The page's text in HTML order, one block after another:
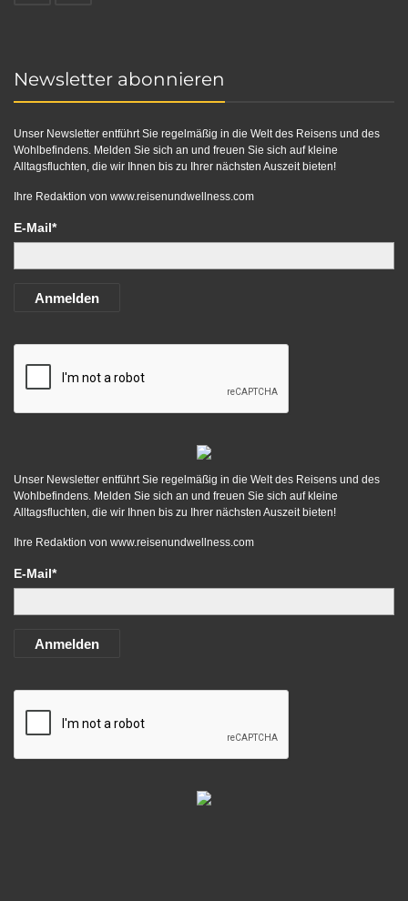
Newsletter abonnieren
Unser Newsletter entführt Sie regelmäßig in die Welt des Reisens und des
Wohlbefindens. Melden Sie sich an und freuen Sie sich auf kleine
Alltagsfluchten, die wir Ihnen bis zu Ihrer nächsten Auszeit bieten!
Ihre Redaktion von www.reisenundwellness.com
E-Mail*
Anmelden
Unser Newsletter entführt Sie regelmäßig in die Welt des Reisens und des
Wohlbefindens. Melden Sie sich an und freuen Sie sich auf kleine
Alltagsfluchten, die wir Ihnen bis zu Ihrer nächsten Auszeit bieten!
Ihre Redaktion von www.reisenundwellness.com
E-Mail*
Anmelden